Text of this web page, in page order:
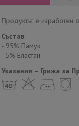
Продуктът е изработен
Състав:
- 95% Памук
- 5% Еластан
Указания – Грижа за
h H E Y